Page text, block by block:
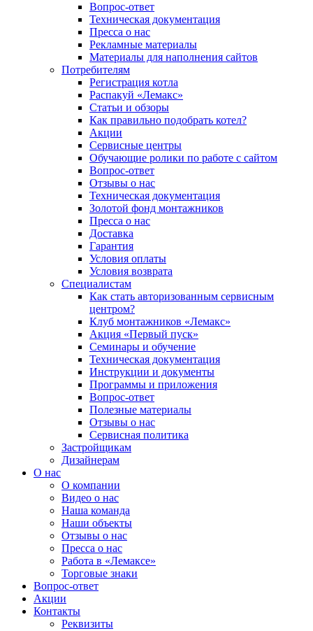
Вопрос-ответ
Техническая документация
Пресса о нас
Рекламные материалы
Материалы для наполнения сайтов
Потребителям
Регистрация котла
Распакуй «Лемакс»
Статьи и обзоры
Как правильно подобрать котел?
Акции
Сервисные центры
Обучающие ролики по работе с сайтом
Вопрос-ответ
Отзывы о нас
Техническая документация
Золотой фонд монтажников
Пресса о нас
Доставка
Гарантия
Условия оплаты
Условия возврата
Специалистам
Как стать авторизованным сервисным
центром?
Клуб монтажников «Лемакс»
Акция «Первый пуск»
Семинары и обучение
Техническая документация
Инструкции и документы
Программы и приложения
Вопрос-ответ
Полезные материалы
Отзывы о нас
Сервисная политика
Застройщикам
Дизайнерам
О нас
О компании
Видео о нас
Наша команда
Наши объекты
Отзывы о нас
Пресса о нас
Работа в «Лемаксе»
Торговые знаки
Вопрос-ответ
Акции
Контакты
Реквизиты